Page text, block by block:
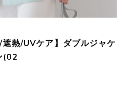
熱/UVケア】ダブルジャケ
(02